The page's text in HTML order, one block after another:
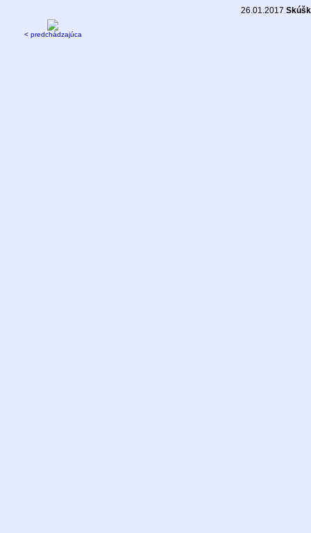
26.01.2017
< predchádzajúca